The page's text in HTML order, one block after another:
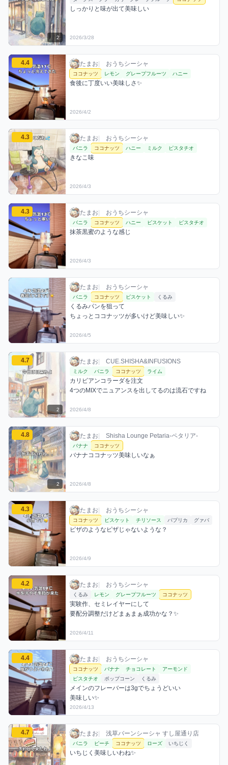
2
しっかりと味が出て美味しい
2026/3/28
たまおのココナッツミックスを見る
4.4 たまお / おうちシーシャ / 2026年4月2日
たまお| おうちシーシャ
利用フレーバー
ココナッツ レモン グレープフルーツ ハニー
コメント
食後に丁度いい美味しさ✨
評価
2026/4/2
たまおのココナッツミックスを見る
4.3 たまお / おうちシーシャ / 2026年4月3日
たまお| おうちシーシャ
利用フレーバー
バニラ ココナッツ ハニー ミルク ピスタチオ
コメント
きなこ味
評価
2026/4/3
たまおのココナッツミックスを見る
4.3 たまお / おうちシーシャ / 2026年4月3日
たまお| おうちシーシャ
利用フレーバー
バニラ ココナッツ ハニー ビスケット ピスタチオ
コメント
抹茶黒蜜のような感じ
評価
2026/4/3
たまおのココナッツミックスを見る
たまお / おうちシーシャ / 2026年4月5日
たまお| おうちシーシャ
利用フレーバー
バニラ ココナッツ ビスケット くるみ
コメント
くるみパンを狙って
ちょっとココナッツが多いけど美味しい✨
2026/4/5
たまおのココナッツミックスを見る
4.7
2
たまお / お店シーシャ / 2026年4月8日
たまお| CUE.SHISHA&INFUSIONS
利用フレーバー
ミルク バニラ ココナッツ ライム
コメント
カリビアンコラーダを注文
4つのMIXでニュアンスを出してるのは流石ですね
評価
2026/4/8
たまおのココナッツミックスを見る
4.8
2
たまお / お店シーシャ / 2026年4月8日
たまお| Shisha Lounge Petaria-ペタリア-
利用フレーバー
バナナ ココナッツ
コメント
バナナココナッツ美味しいなぁ
評価
2026/4/8
たまおのココナッツミックスを見る
4.3 たまお / おうちシーシャ / 2026年4月9日
たまお| おうちシーシャ
利用フレーバー
ココナッツ ビスケット チリソース パプリカ グァバ
コメント
ピザのようなピザじゃないような？
評価
2026/4/9
たまおのココナッツミックスを見る
4.2 たまお / おうちシーシャ / 2026年4月11日
たまお| おうちシーシャ
利用フレーバー
くるみ レモン グレープフルーツ ココナッツ
コメント
実験作、セミレイヤーにして
要配分調整だけどまぁまぁ成功かな？✨
評価
2026/4/11
たまおのココナッツミックスを見る
4.4 たまお / おうちシーシャ / 2026年4月13日
たまお| おうちシーシャ
利用フレーバー
ココナッツ バナナ チョコレート
アーモンド
ピスタチオ
ポップコーン くるみ
コメント
メインのフレーバーは3gでちょうどいい
美味しい✨
評価
2026/4/13
たまおのココナッツミックスを見る
4.7 たまお / お店シーシャ / 2026年4月14日
たまお| 浅草バーンシーシャ すし屋通り店
利用フレーバー
バニラ ピーチ ココナッツ ローズ いちじく
コメント
いちじく美味しいわね✨
評価